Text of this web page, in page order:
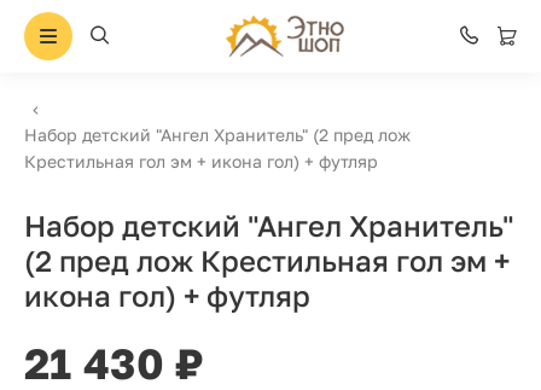
Набор детский "Ангел Хранитель" (2 пред лож
Крестильная гол эм + икона гол) + футляр
Набор детский "Ангел Хранитель"
(2 пред лож Крестильная гол эм +
икона гол) + футляр
21 430 ₽